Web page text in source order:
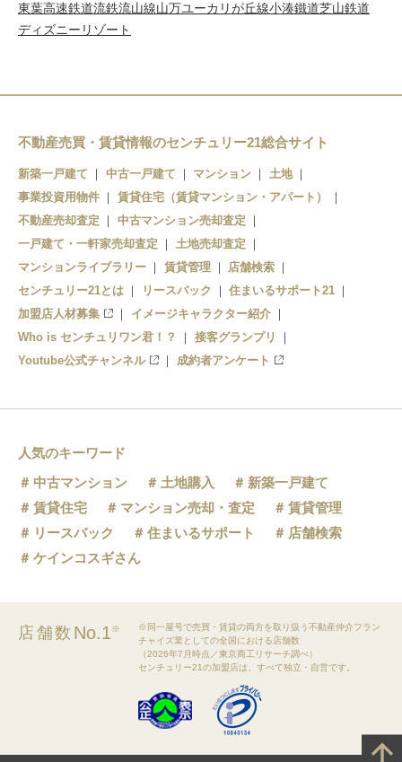
東葉高速鉄道流鉄流山線山万ユーカリが丘線小湊鐵道芝山鉄道
ディズニーリゾート
不動産売買・賃貸情報のセンチュリー21総合サイト
新築一戸建て 中古一戸建て マンション
土地
事業投資用物件
賃貸住宅（賃貸マンション・アパート）
不動産売却査定
中古マンション売却査定
一戸建て・一軒家売却査定
土地売却査定
マンションライブラリー
賃貸管理
店舗検索
センチュリー21とは
リースバック
住まいるサポート21
加盟店人材募集
イメージキャラクター紹介
Who is センチュリワン君！？
接客グランプリ
Youtube公式チャンネル
成約者アンケート
人気のキーワード
中古マンション
土地購入
新築一戸建て
賃貸住宅
マンション売却・査定
賃貸管理
リースバック
住まいるサポート
店舗検索
ケインコスギさん
店舗数 No.1※
※同一屋号で売買・賃貸の両方を取り扱う不動産仲介フラン
チャイズ業としての全国における店舗数
（2026年7月時点／東京商工リサーチ調べ）
センチュリー21の加盟店は、すべて独立・自営です。